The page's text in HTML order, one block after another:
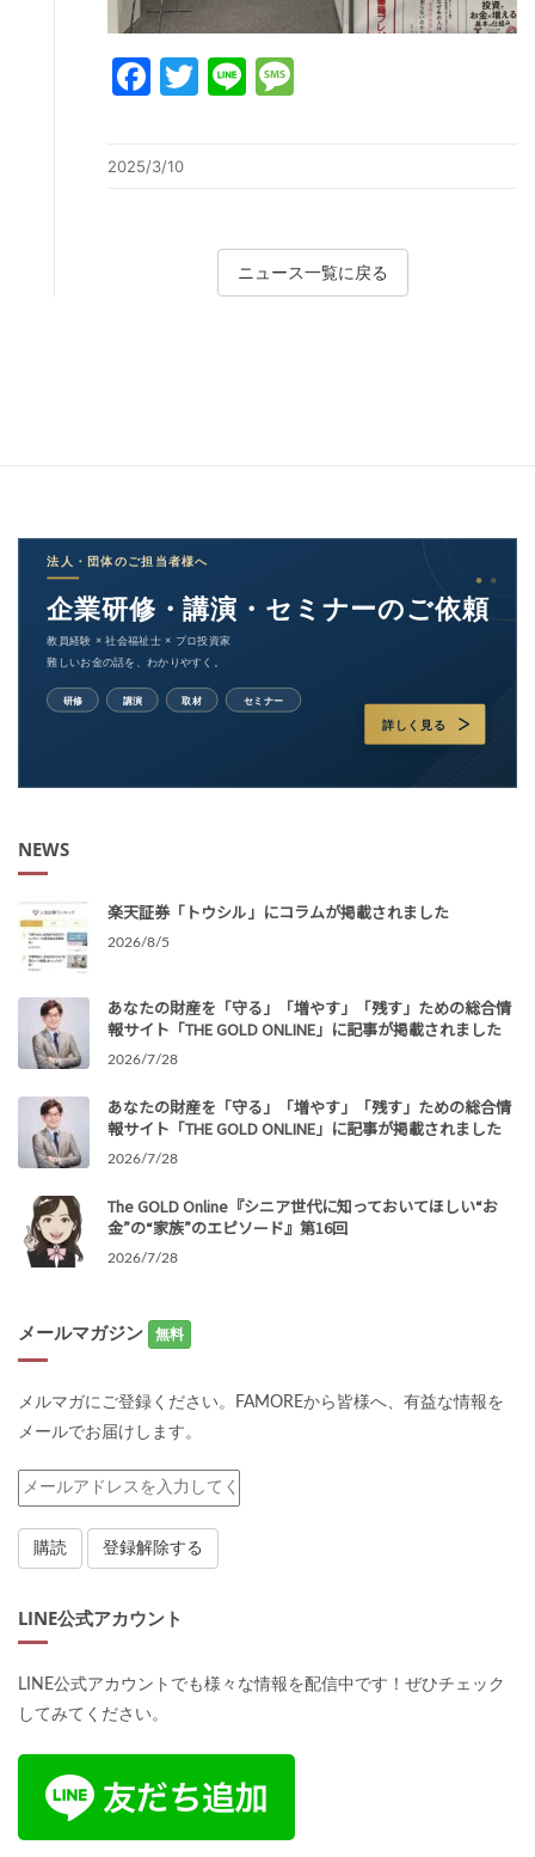
Facebook
Twitter
Line
2025/3/10
ニュース一覧に戻る
NEWS
楽天証券「トウシル」にコラムが掲載されました
2026/8/5
あなたの財産を「守る」「増やす」「残す」ための総合情
報サイト「THE GOLD ONLINE」に記事が掲載されました
2026/7/28
あなたの財産を「守る」「増やす」「残す」ための総合情
報サイト「THE GOLD ONLINE」に記事が掲載されました
2026/7/28
The GOLD Online『シニア世代に知っておいてほしい“お
金”の“家族”のエピソード』第16回
2026/7/28
メールマガジン 無料
メルマガにご登録ください。FAMOREから皆様へ、有益な情報を
メールでお届けします。
LINE公式アカウント
LINE公式アカウントでも様々な情報を配信中です！ぜひチェック
してみてください。